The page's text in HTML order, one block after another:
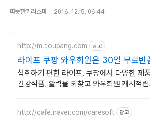
따뜻한카리스마 2016. 12. 5. 06:44
http://m.coupang.com 광고
라이프 쿠팡 와우회원은 30일 무료반
섭취하기 편한 라이프, 쿠팡에서 다양한 제
건강식품, 활력을 되찾고 와우회원 캐시적
http://cafe.naver.com/caresoft 광고